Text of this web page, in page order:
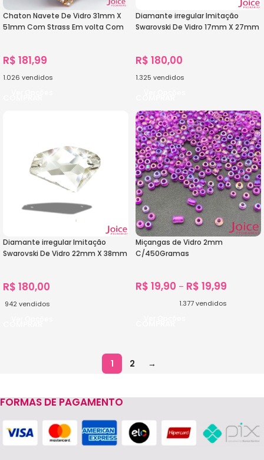
Chaton Navete De Vidro 31mm X
51mm Com Strass Em volta Com
R$ 181,99
1.026 vendidos
Diamante irregular Imitação
Swarovski De Vidro 17mm X 27mm
R$ 180,00
1.325 vendidos
Diamante irregular Imitação
Swarovski De Vidro 22mm X 38mm
R$ 180,00
942 vendidos
Miçangas de Vidro 2mm
C/450Gramas
R$ 19,90 – R$ 19,99
1.377vendidos
1 2 →
FORMAS DE PAGAMENTO